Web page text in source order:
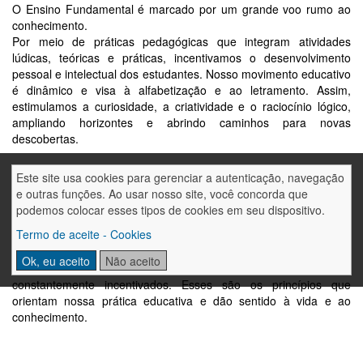
Este site usa cookies para gerenciar a autenticação, navegação
e outras funções. Ao usar nosso site, você concorda que
podemos colocar esses tipos de cookies em seu dispositivo.
Termo de aceite - Cookies
Ok, eu aceito
Não aceito
O Ensino Fundamental é marcado por um grande voo rumo ao
conhecimento.
Por meio de práticas pedagógicas que integram atividades
lúdicas, teóricas e práticas, incentivamos o desenvolvimento
pessoal e intelectual dos estudantes. Nosso movimento educativo
é dinâmico e visa à alfabetização e ao letramento. Assim,
estimulamos a curiosidade, a criatividade e o raciocínio lógico,
ampliando horizontes e abrindo caminhos para novas
descobertas.
Desde os primeiros anos, os alunos são incentivados ao
protagonismo por meio do estímulo ao estudo, à autonomia e à
investigação na busca pelo conhecimento.
Valorizamos uma aprendizagem que promove a participação,
mediada com sensibilidade e flexibilidade. Esse processo se
constrói a partir de relações prazerosas e significativas, nas quais
o lúdico, a criatividade e o pensamento crítico são
constantemente incentivados. Esses são os princípios que
orientam nossa prática educativa e dão sentido à vida e ao
conhecimento.